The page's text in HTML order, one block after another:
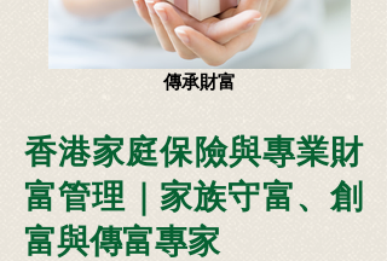
傳承財富
香港家庭保險與專業財
富管理｜家族守富、創
富與傳富專家